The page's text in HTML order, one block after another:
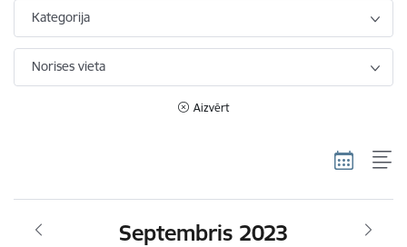
Kategorija
Norises vieta
Aizvērt
Septembris 2023